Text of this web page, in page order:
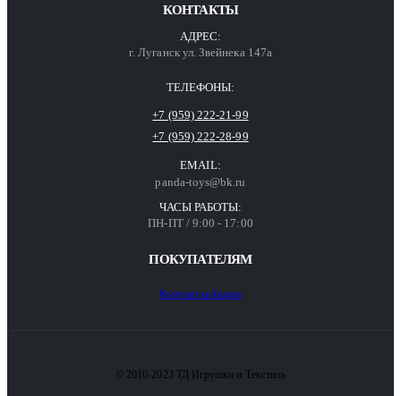
КОНТАКТЫ
АДРЕС:
г. Луганск ул. Звейнека 147а
ТЕЛЕФОНЫ:
+7 (959) 222-21-99
+7 (959) 222-28-99
EMAIL:
panda-toys@bk.ru
ЧАСЫ РАБОТЫ:
ПН-ПТ / 9:00 - 17:00
ПОКУПАТЕЛЯМ
КонтактыАкции
© 2010-2023 ТД Игрушки и Текстиль